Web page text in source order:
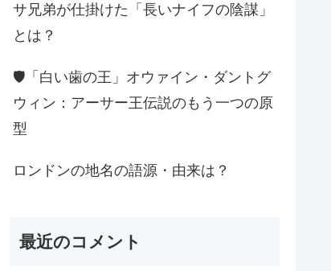
サ兄弟が仕掛けた「長いナイフの陰謀」
とは？
🛡️「白い歯の王」オウァイン・ダントグ
ウィン：アーサー王伝説のもう一つの原
型
ロンドンの地名の語源・由来は？
最近のコメント